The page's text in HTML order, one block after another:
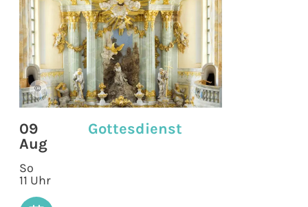
©
09
Aug
So
11 Uhr
Gottesdienst